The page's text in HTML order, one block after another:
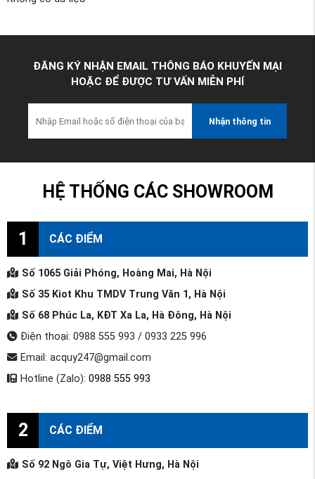
ĐĂNG KÝ NHẬN EMAIL THÔNG BÁO KHUYẾN MẠI
HOẶC ĐỂ ĐƯỢC TƯ VẤN MIỄN PHÍ
Nhận thông tin
HỆ THỐNG CÁC SHOWROOM
1 CÁC ĐIỂM
Số 1065 Giải Phóng, Hoàng Mai, Hà Nội
Số 35 Kiot Khu TMDV Trung Văn 1, Hà Nội
Số 68 Phúc La, KĐT Xa La, Hà Đông, Hà Nội
Điện thoại: 0988 555 993 / 0933 225 996
Email: acquy247@gmail.com
Hotline (Zalo): 0988 555 993
2 CÁC ĐIỂM
Số 92 Ngô Gia Tự, Việt Hưng, Hà Nội